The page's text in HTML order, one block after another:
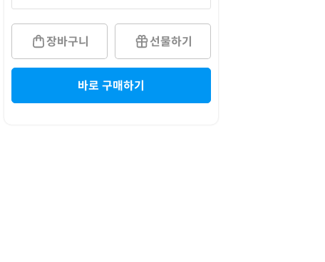
장바구니 선물하기
바로 구매하기